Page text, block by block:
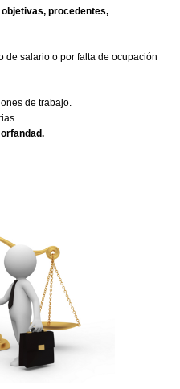
procedentes,
de salario o por falta de ocupación
de trabajo.